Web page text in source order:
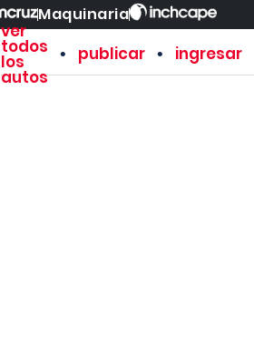
Maquinaria
ver
todos
los
autos
• publicar • ingresar